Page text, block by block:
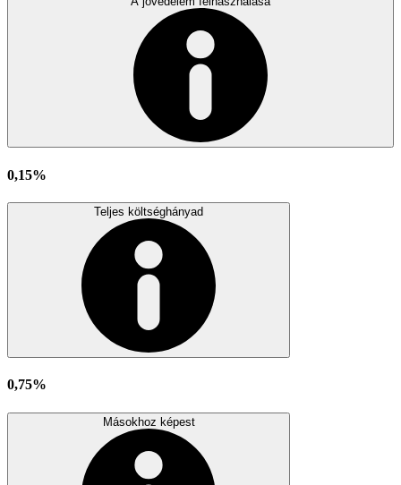
0,15%
Teljes költséghányad
0,75%
Másokhoz képest